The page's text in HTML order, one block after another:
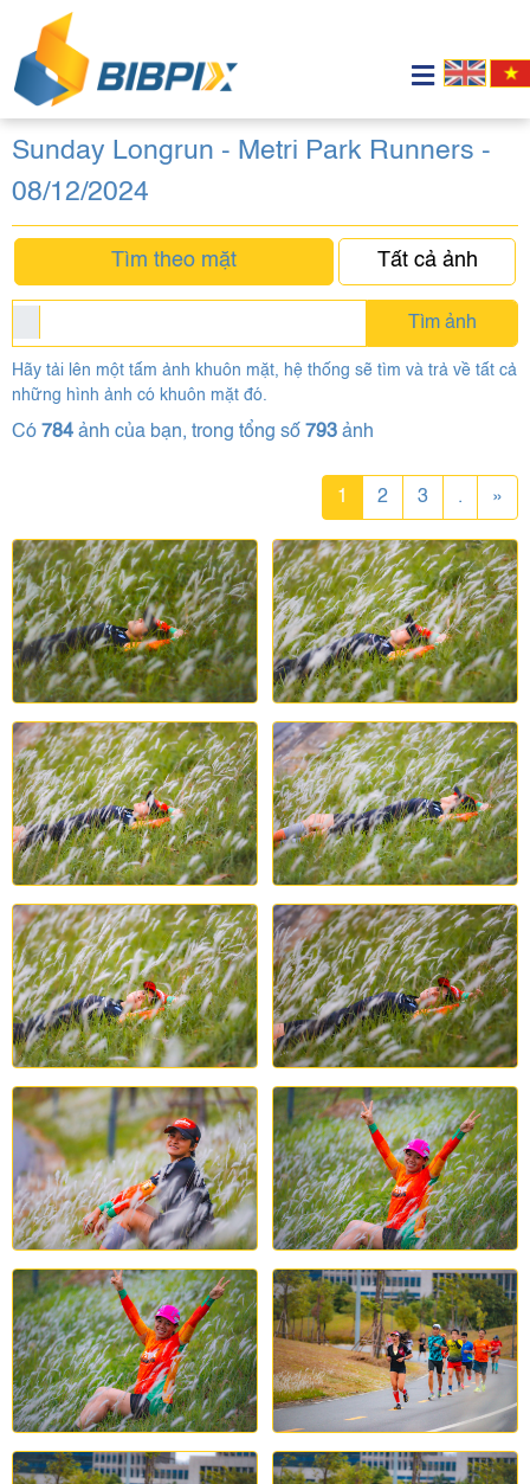
Sunday Longrun - Metri Park Runners -
08/12/2024
Tìm theo mặt Tất cả ảnh
Tìm ảnh
Hãy tải lên một tấm ảnh khuôn mặt, hệ thống sẽ tìm và trả về tất cả
những hình ảnh có khuôn mặt đó.
Có 784 ảnh của bạn, trong tổng số 793 ảnh
1 2 3 . »